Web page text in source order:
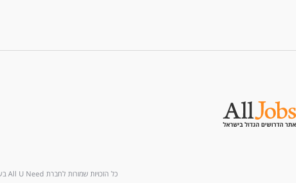
כל הזכויות שמורות לחברת All U Need בע"מ - בני ברמן 2, מגדל עיר ימים, נתניה 4249330 מקבוצת